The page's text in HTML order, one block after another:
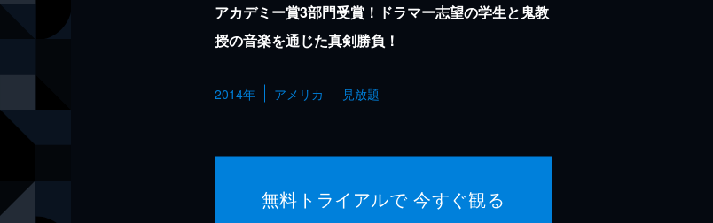
アカデミー賞3部門受賞！ドラマー志望の学生と鬼教
授の音楽を通じた真剣勝負！
2014年 アメリカ 見放題
無料トライアルで 今すぐ観る